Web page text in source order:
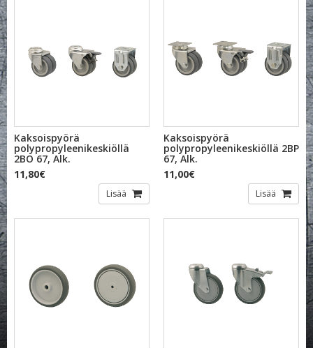
Kaksoispyörä
polypropyleenikeskiöllä
2BO 67, Alk.
11,80€
Lisää
Kaksoispyörä
polypropyleenikeskiöllä 2BP
67, Alk.
11,00€
Lisää